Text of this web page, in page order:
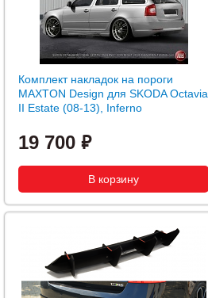
Комплект накладок на пороги
MAXTON Design для SKODA Octavia
II Estate (08-13), Inferno
19 700